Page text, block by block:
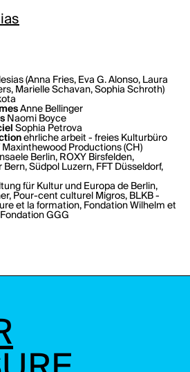
(Anna Fries, Eva G. Alonso, Laura
Marielle Schavan, Sophia Schroth)
Anne Bellinger
Naomi Boyce
Sophia Petrova
ehrliche arbeit - freies Kulturbüro
Maxinthewood Productions (CH)
Berlin, ROXY Birsfelden,
Südpol Luzern, FFT Düsseldorf,
für Kultur und Europa de Berlin,
Pour-cent culturel Migros, BLKB -
et la formation, Fondation Wilhelm et
GGG